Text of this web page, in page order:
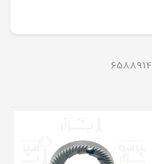
6588914